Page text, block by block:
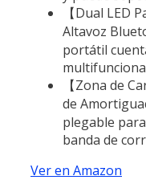
【Dual LED
Altavoz
portátil
【Zona de
de
plegable
banda de
Ver en Amazon